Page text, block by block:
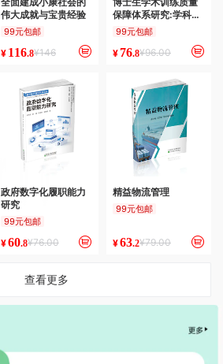
伟大成就与宝贵经验
99元包邮
¥ 116.8¥146
保障体系研究:学科与
跨学科的视角
99元包邮
¥ 76.8¥96.00
政府数字化履职能力
研究
99元包邮
¥60.8¥76.00
精益物流管理
99元包邮
¥63.2¥79.00
查看更多